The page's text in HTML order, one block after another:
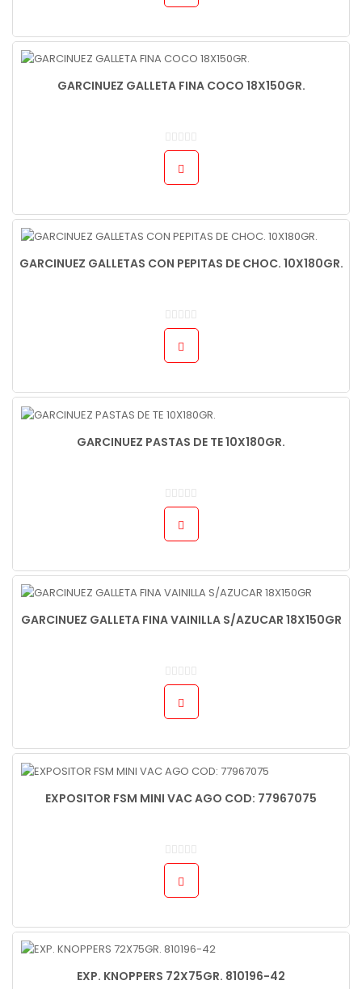
GARCINUEZ GALLETA FINA COCO 18X150GR.
GARCINUEZ GALLETAS CON PEPITAS DE CHOC. 10X180GR.
GARCINUEZ PASTAS DE TE 10X180GR.
GARCINUEZ GALLETA FINA VAINILLA S/AZUCAR 18X150GR
EXPOSITOR FSM MINI VAC AGO COD: 77967075
EXP. KNOPPERS 72X75GR. 810196-42